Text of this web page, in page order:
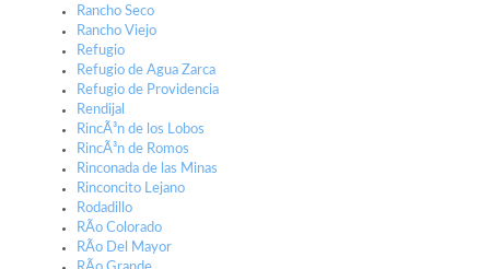
Rancho Seco
Rancho Viejo
Refugio
Refugio de Agua Zarca
Refugio de Providencia
Rendijal
RincÃ³n de los Lobos
RincÃ³n de Romos
Rinconada de las Minas
Rinconcito Lejano
Rodadillo
RÃ­o Colorado
RÃ­o Del Mayor